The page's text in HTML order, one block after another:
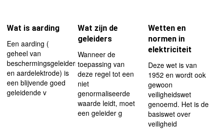
Wat is aarding
Een aarding (
geheel van
beschermingsgeleiders
en aardelektrode) is
een blijvende goed
geleidende v
Wat zijn de
geleiders
Wanneer de
toepassing van
deze regel tot een
niet
genormaliseerde
waarde leidt, moet
een geleider g
Wetten en
normen in
elektriciteit
Deze wet is van
1952 en wordt ook
gewoon
veiligheidswet
genoemd. Het is de
basiswet over
veiligheid